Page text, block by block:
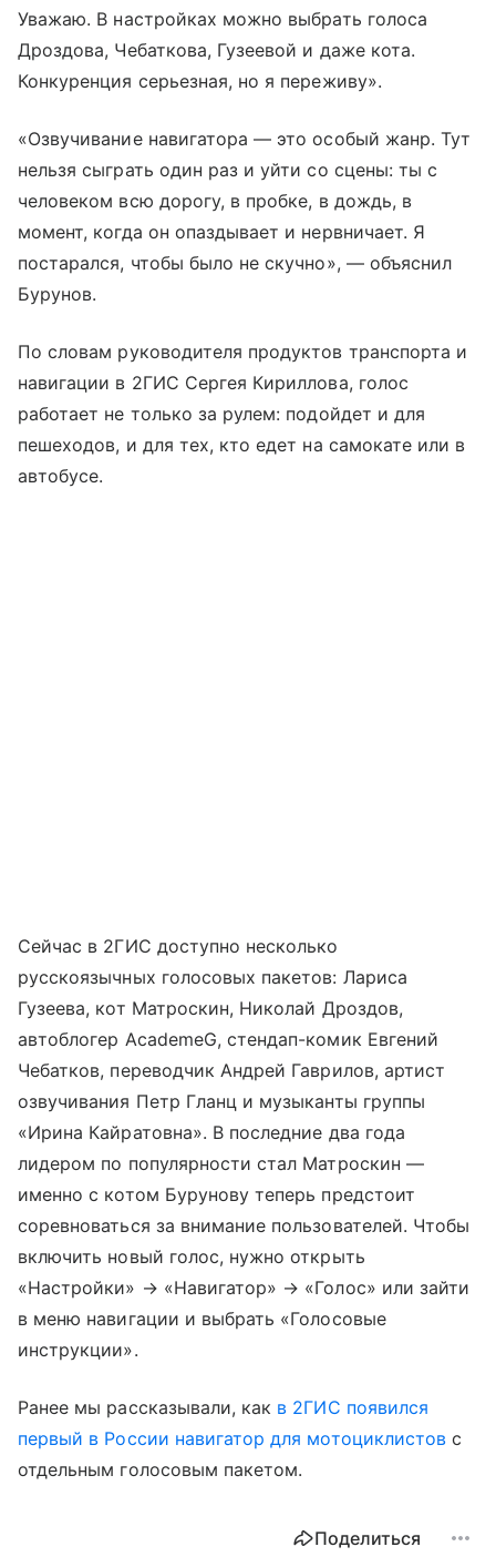
Уважаю. В настройках можно выбрать голоса
Дроздова, Чебаткова, Гузеевой и даже кота.
Конкуренция серьезная, но я переживу».
«Озвучивание навигатора — это особый жанр. Тут
нельзя сыграть один раз и уйти со сцены: ты с
человеком всю дорогу, в пробке, в дождь, в
момент, когда он опаздывает и нервничает. Я
постарался, чтобы было не скучно», — объяснил
Бурунов.
По словам руководителя продуктов транспорта и
навигации в 2ГИС Сергея Кириллова, голос
работает не только за рулем: подойдет и для
пешеходов, и для тех, кто едет на самокате или в
автобусе.
Сейчас в 2ГИС доступно несколько
русскоязычных голосовых пакетов: Лариса
Гузеева, кот Матроскин, Николай Дроздов,
автоблогер AcademeG, стендап-комик Евгений
Чебатков, переводчик Андрей Гаврилов, артист
озвучивания Петр Гланц и музыканты группы
«Ирина Кайратовна». В последние два года
лидером по популярности стал Матроскин —
именно с котом Бурунову теперь предстоит
соревноваться за внимание пользователей. Чтобы
включить новый голос, нужно открыть
«Настройки» → «Навигатор» → «Голос» или зайти
в меню навигации и выбрать «Голосовые
инструкции».
Ранее мы рассказывали, как в 2ГИС появился
первый в России навигатор для мотоциклистов с
отдельным голосовым пакетом.
Поделиться